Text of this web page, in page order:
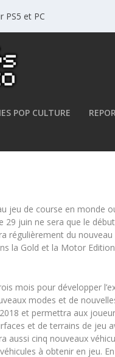
PS5 et PC
POP CULTURE
jeu de course en monde
juin ne sera que le
régulièrement du
la Gold et la Motor
mois pour développer
modes et de
et permettra aux
et de terrains de jeu
cinq nouveaux
à obtenir en jeu.